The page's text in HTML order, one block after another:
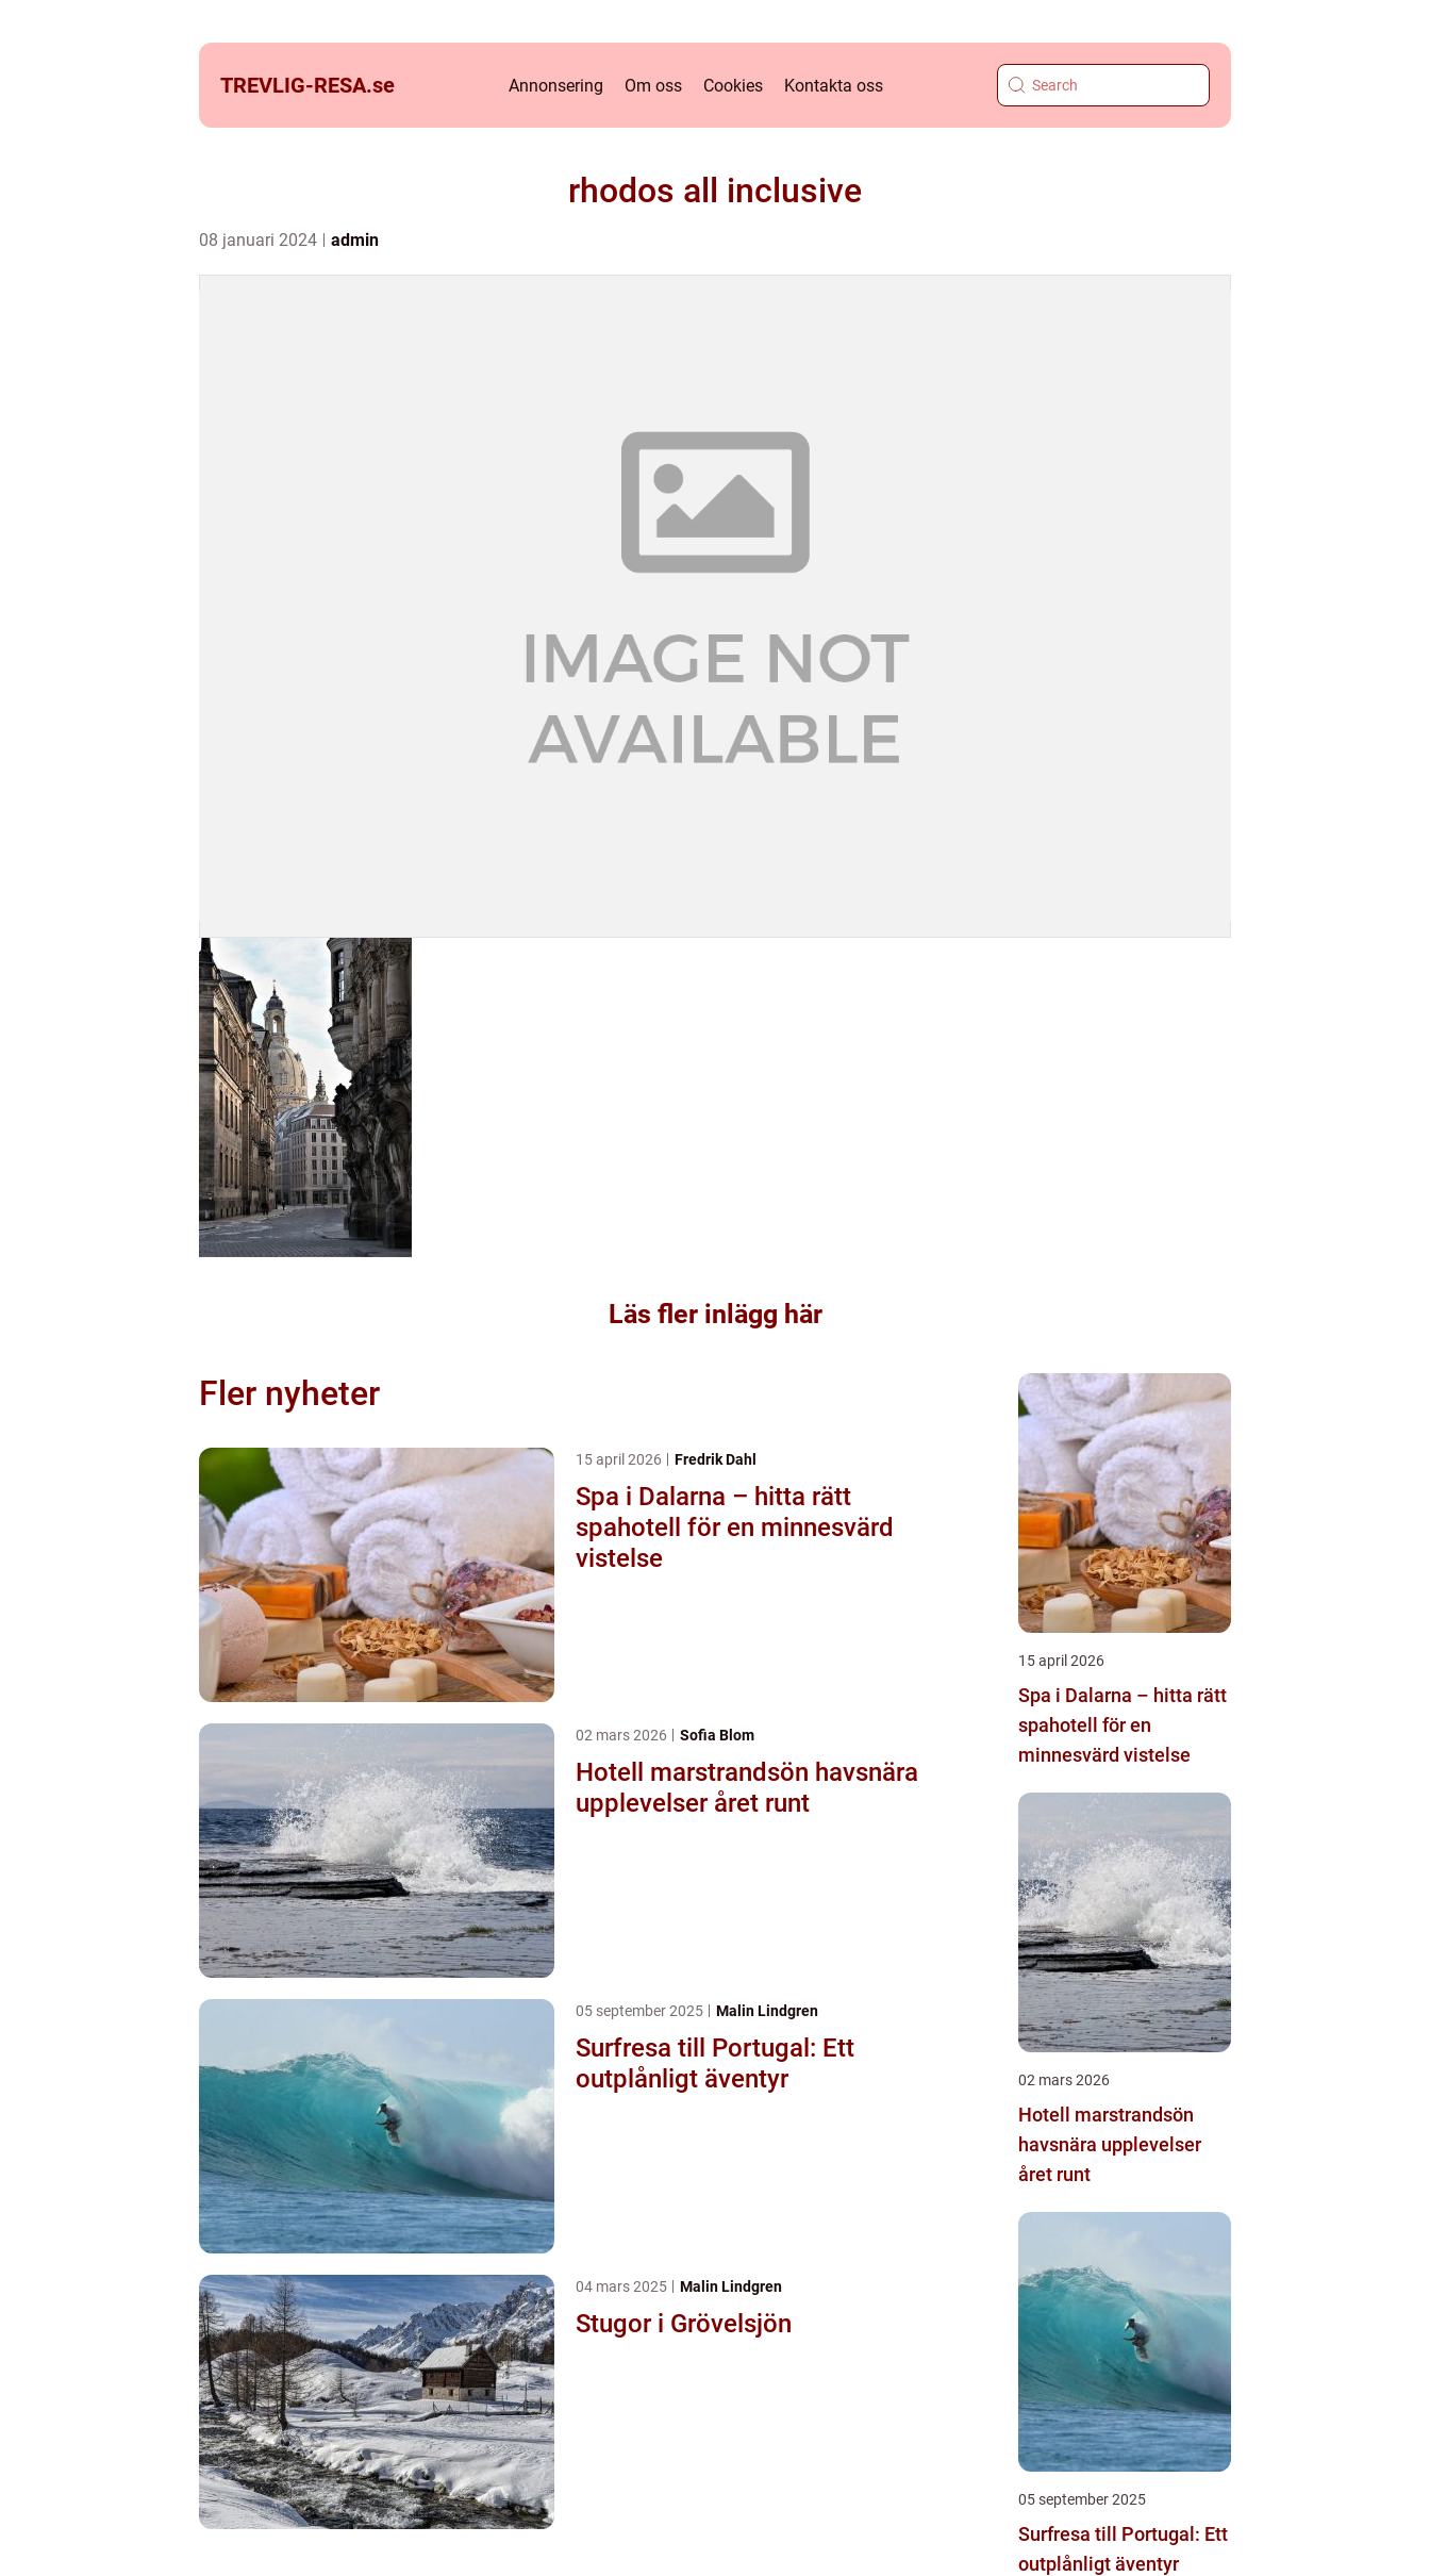
TREVLIG-RESA.se Annonsering Om oss Cookies Kontakta oss
rhodos all inclusive
08 januari 2024 admin
Läs fler inlägg här
Fler nyheter
15 april 2026 Fredrik Dahl
Spa i Dalarna – hitta rätt
spahotell för en minnesvärd
vistelse
02 mars 2026 Sofia Blom
Hotell marstrandsön havsnära
upplevelser året runt
05 september 2025 Malin Lindgren
Surfresa till Portugal: Ett
outplånligt äventyr
04 mars 2025 Malin Lindgren
Stugor i Grövelsjön
15 april 2026
Spa i Dalarna – hitta rätt
spahotell för en
minnesvärd vistelse
02 mars 2026
Hotell marstrandsön
havsnära upplevelser
året runt
05 september 2025
Surfresa till Portugal: Ett
outplånligt äventyr